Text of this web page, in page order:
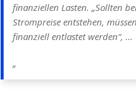
finanziellen Lasten. „Sollten
Strompreise entstehen,
finanziell entlastet werden“, …
„